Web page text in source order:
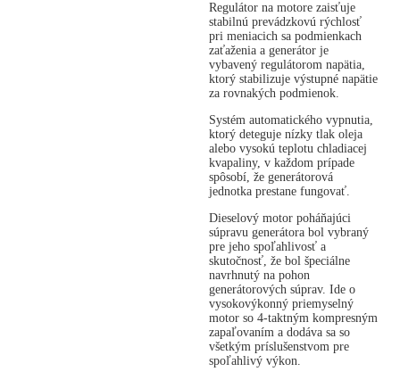
Regulátor na motore zaisťuje
stabilnú prevádzkovú rýchlosť
pri meniacich sa podmienkach
zaťaženia a generátor je
vybavený regulátorom napätia,
ktorý stabilizuje výstupné napätie
za rovnakých podmienok.
Systém automatického vypnutia,
ktorý deteguje nízky tlak oleja
alebo vysokú teplotu chladiacej
kvapaliny, v každom prípade
spôsobí, že generátorová
jednotka prestane fungovať.
Dieselový motor poháňajúci
súpravu generátora bol vybraný
pre jeho spoľahlivosť a
skutočnosť, že bol špeciálne
navrhnutý na pohon
generátorových súprav. Ide o
vysokovýkonný priemyselný
motor so 4-taktným kompresným
zapaľovaním a dodáva sa so
všetkým príslušenstvom pre
spoľahlivý výkon.